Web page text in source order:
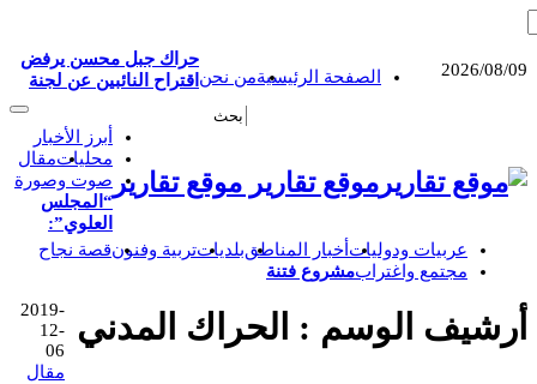
2026/08/09 الصفحة الرئيسيةمن نحن
موقع تقارير موقع تقارير
أبرز الأخبار
محلياتمقال
صوت وصورة
عربيات ودوليات أخبار المناطقبلدياتتربية وفنونقصة نجاح
مجتمع واغتراب
أرشيف الوسم : الحراك المدني
حراك جبل محسن يرفض
اقتراح النائبين عن لجنة
“المجلس
العلوي”:
مشروع فتنة
2019-
12-
06
مقال